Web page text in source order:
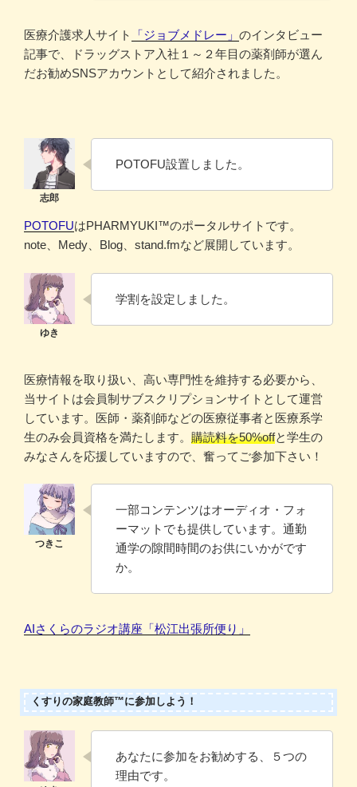
医療介護求人サイト 「ジョブメドレー」 のインタビュー
記事で、ドラッグストア入社１～２年目の薬剤師が選ん
だお勧めSNSアカウントとして紹介されました。
POTOFU設置しました。
POTOFUはPHARMYUKI™のポータルサイトです。
note、Medy、Blog、stand.fmなど展開しています。
学割を設定しました。
医療情報を取り扱い、高い専門性を維持する必要から、
当サイトは会員制サブスクリプションサイトとして運営
しています。医師・薬剤師などの医療従事者と医療系学
生のみ会員資格を満たします。 購読料を50%offと学生の
みなさんを応援していますので、奮ってご参加下さい！
一部コンテンツはオーディオ・フォ
ーマットでも提供しています。通勤
通学の隙間時間のお供にいかがです
か。
AIさくらのラジオ講座「松江出張所便り」
くすりの家庭教師™に参加しよう！
あなたに参加をお勧めする、５つの
理由です。